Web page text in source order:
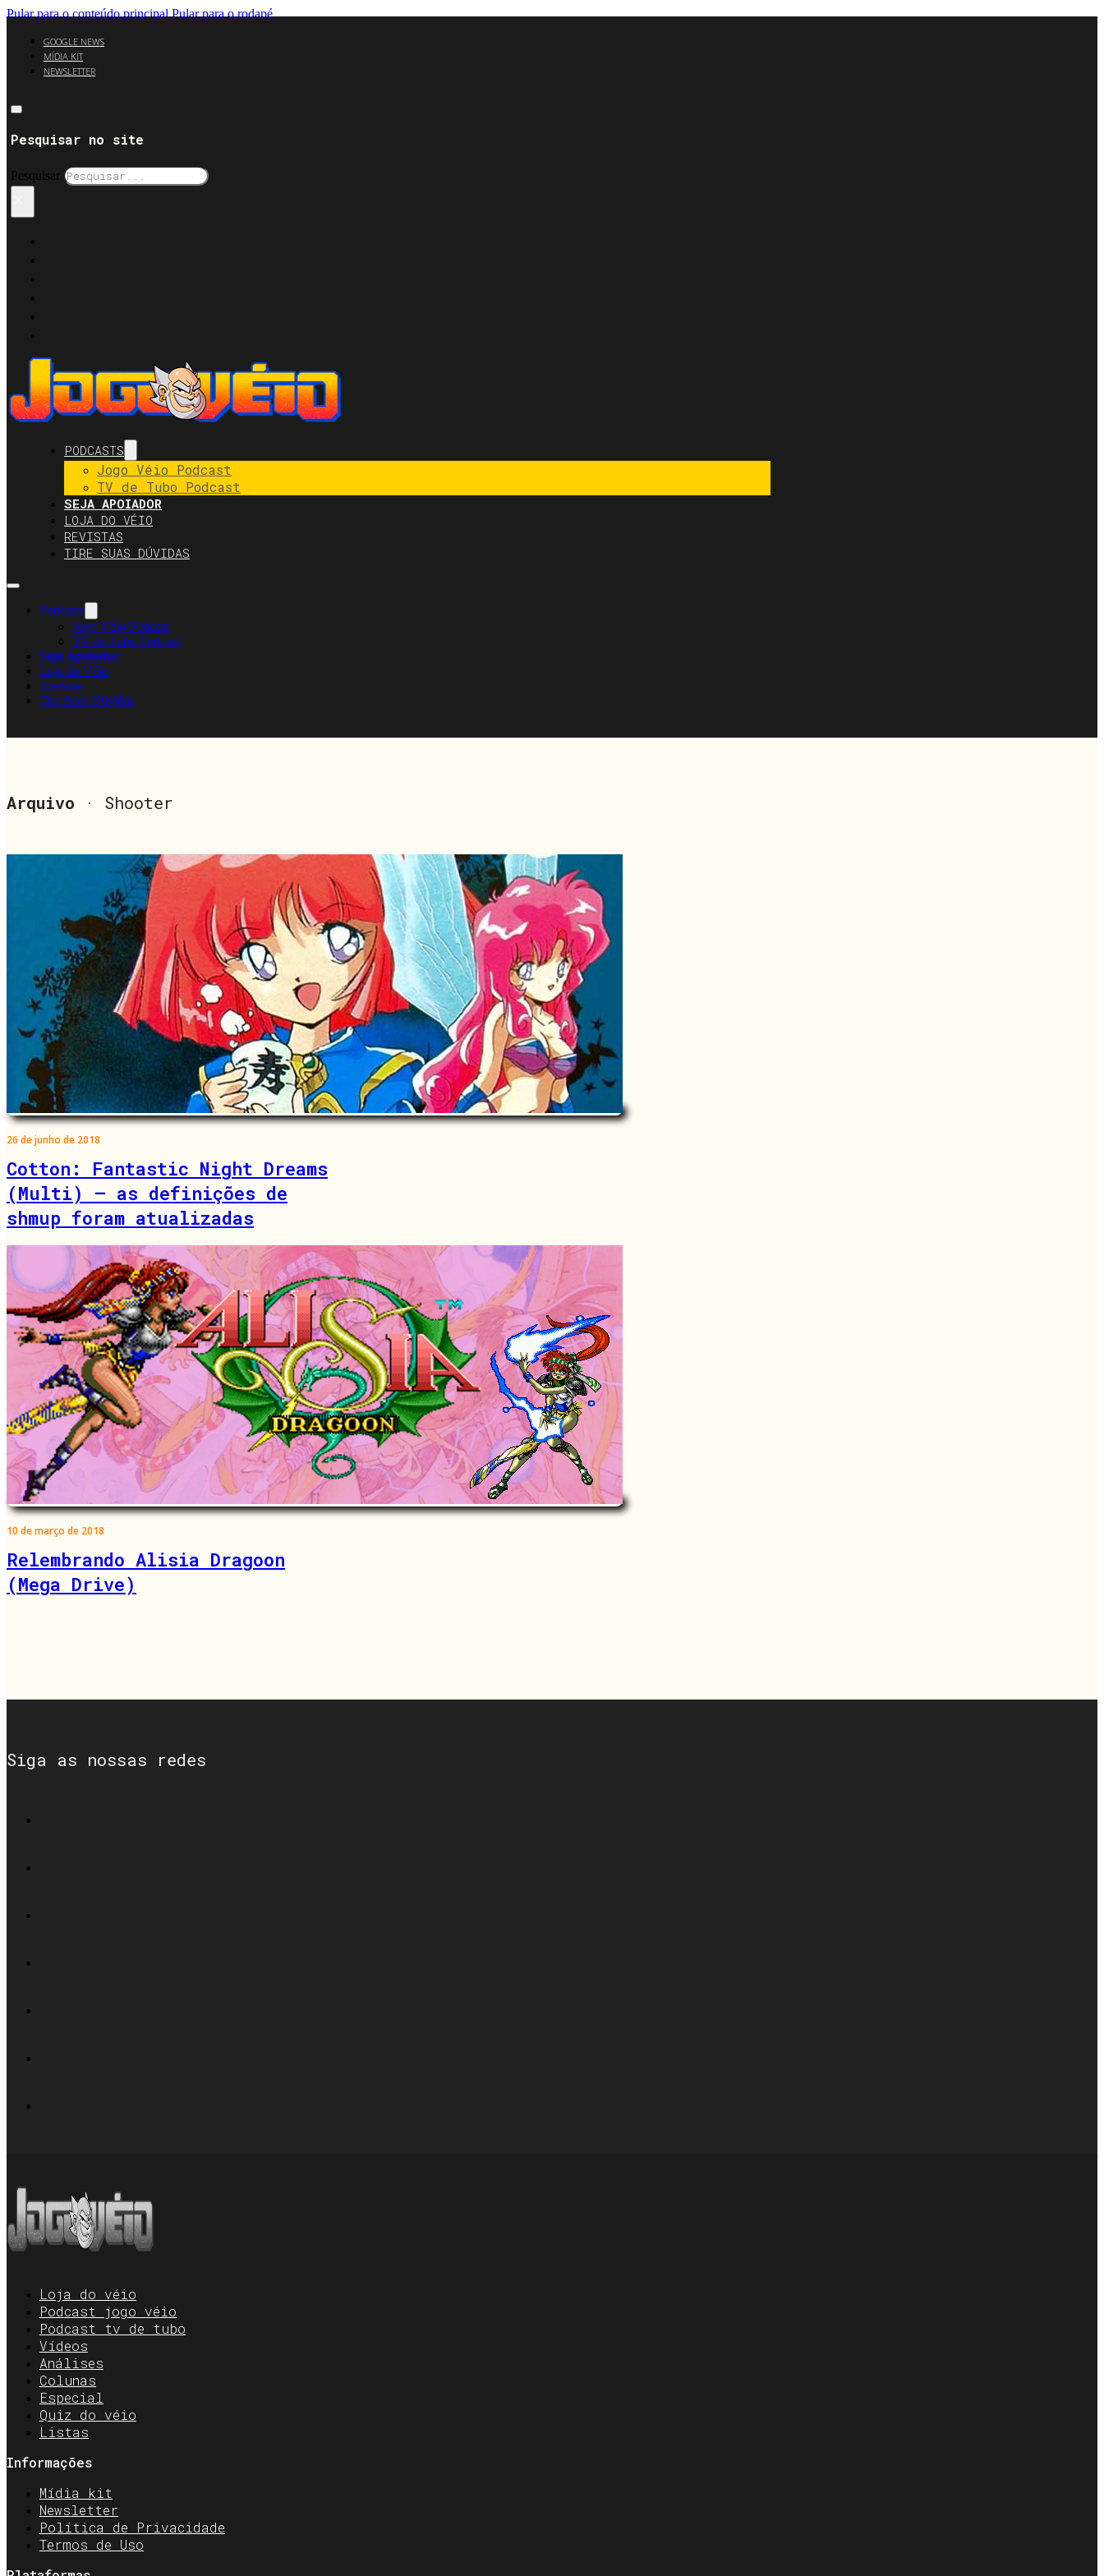
Pular para o conteúdo principal Pular para o rodapé
GOOGLE NEWS
MÍDIA KIT
NEWSLETTER
Pesquisar no site
Pesquisar
PODCASTS
Jogo Véio Podcast
TV de Tubo Podcast
SEJA APOIADOR
LOJA DO VÉIO
REVISTAS
TIRE SUAS DÚVIDAS
Podcasts
Jogo Véio Podcast
TV de Tubo Podcast
Seja Apoiador
Loja do Véio
Revistas
Tire Suas Dúvidas
Arquivo · Shooter
26 de junho de 2018
Cotton: Fantastic Night Dreams
(Multi) – as definições de
shmup foram atualizadas
10 de março de 2018
Relembrando Alisia Dragoon
(Mega Drive)
Siga as nossas redes
Loja do véio
Podcast jogo véio
Podcast tv de tubo
Vídeos
Análises
Colunas
Especial
Quiz do véio
Listas
Informações
Mídia kit
Newsletter
Política de Privacidade
Termos de Uso